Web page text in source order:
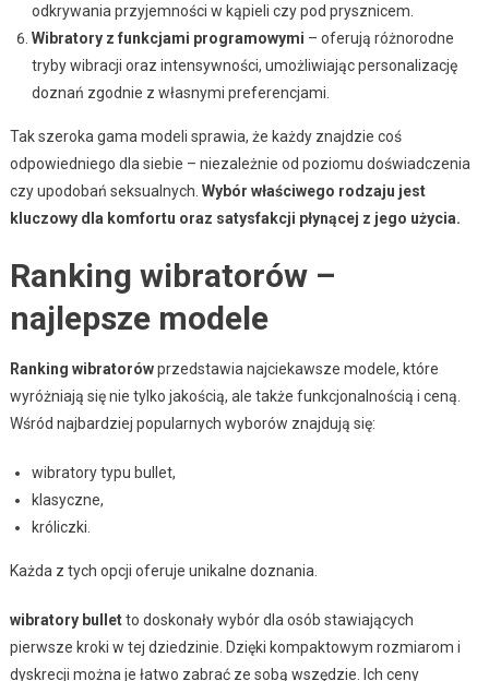
odkrywania przyjemności w kąpieli czy pod prysznicem.
Wibratory z funkcjami programowymi – oferują różnorodne
tryby wibracji oraz intensywności, umożliwiając personalizację
doznań zgodnie z własnymi preferencjami.
Tak szeroka gama modeli sprawia, że każdy znajdzie coś
odpowiedniego dla siebie – niezależnie od poziomu doświadczenia
czy upodobań seksualnych. Wybór właściwego rodzaju jest
kluczowy dla komfortu oraz satysfakcji płynącej z jego użycia.
Ranking wibratorów –
najlepsze modele
Ranking wibratorówprzedstawia najciekawsze modele, które
wyróżniają się nie tylko jakością, ale także funkcjonalnością i ceną.
Wśród najbardziej popularnych wyborów znajdują się:
wibratory typu bullet,
klasyczne,
króliczki.
Każda z tych opcji oferuje unikalne doznania.
wibratory bulletto doskonały wybór dla osób stawiających
pierwsze kroki w tej dziedzinie. Dzięki kompaktowym rozmiarom i
dyskrecji można je łatwo zabrać ze sobą wszędzie. Ich ceny